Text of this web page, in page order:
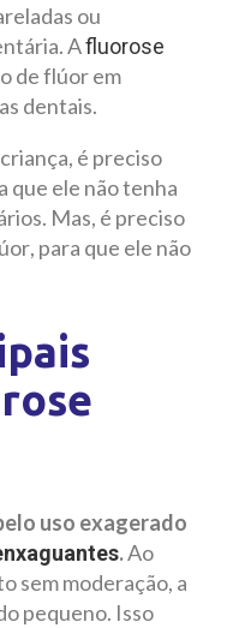
ou
Afluorose
de flúor em
dentais.
é preciso
que ele não tenha
Mas, é preciso
para que ele não
uso exagerado
.Ao
sem moderação, a
pequeno. Isso